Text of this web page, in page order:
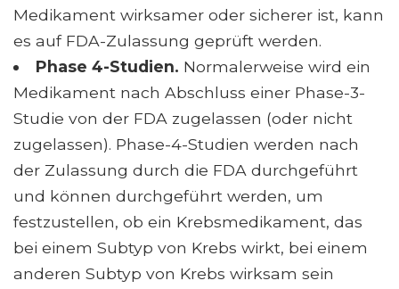
Medikament wirksamer oder sicherer ist, kann
es auf FDA-Zulassung geprüft werden.
Phase 4-Studien. Normalerweise wird ein
Medikament nach Abschluss einer Phase-3-
Studie von der FDA zugelassen (oder nicht
zugelassen). Phase-4-Studien werden nach
der Zulassung durch die FDA durchgeführt
und können durchgeführt werden, um
festzustellen, ob ein Krebsmedikament, das
bei einem Subtyp von Krebs wirkt, bei einem
anderen Subtyp von Krebs wirksam sein